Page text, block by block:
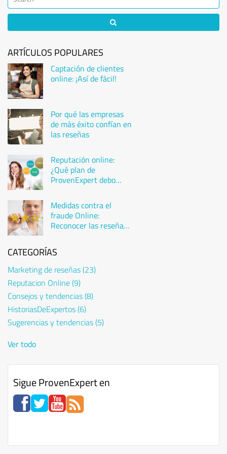
ARTÍCULOS POPULARES
Captación de clientes
online: ¡Así de fácil!
Por qué las empresas
de más éxito confían en
las reseñas
Reputación online:
¿Qué plan de
ProvenExpert debo
Medidas contra el
fraude Online:
Reconocer las reseñas
CATEGORÍAS
Marketing de reseñas(23)
Reputacion Online(9)
Consejos y tendencias(8)
HistoriasDeExpertos(6)
Sugerencias y tendencias(5)
Ver todo
Sigue ProvenExpert en